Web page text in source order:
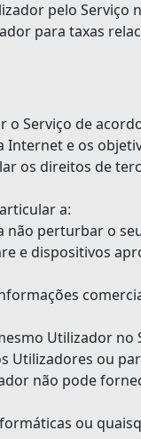
pelo Serviço
para taxas
Serviço de
e os
os direitos de
a:
não perturbar o
e dispositivos
Utilizador no
Utilizadores ou
não pode
ou